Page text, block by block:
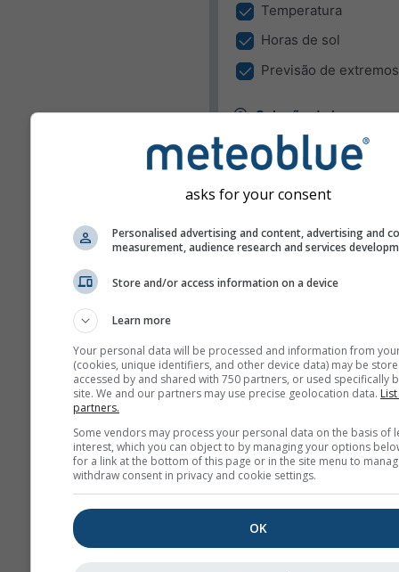
Temperatura
Horas de sol
Previsão de extremos
Seleção de lugar
O Widget pode apresentar o
num lugar pré definido, ou
visitantes do seu site.
Usar lugar atual
Detetar lugar do
C
F
Métrico
Imperial
Velocidade do vento
m/s
asks for your consent
Personalised advertising and content, advertising and
measurement, audience research and services
Store and/or access information on a device
Learn more
Your personal data will be processed and information from
(cookies, unique identifiers, and other device data) may be
accessed by and shared with 750 partners, or used specifically
site. We and our partners may use precise geolocation data.
partners.
Some vendors may process your personal data on the basis of
interest, which you can object to by managing your options
for a link at the bottom of this page or in the site menu to
withdraw consent in privacy and cookie settings.
OK